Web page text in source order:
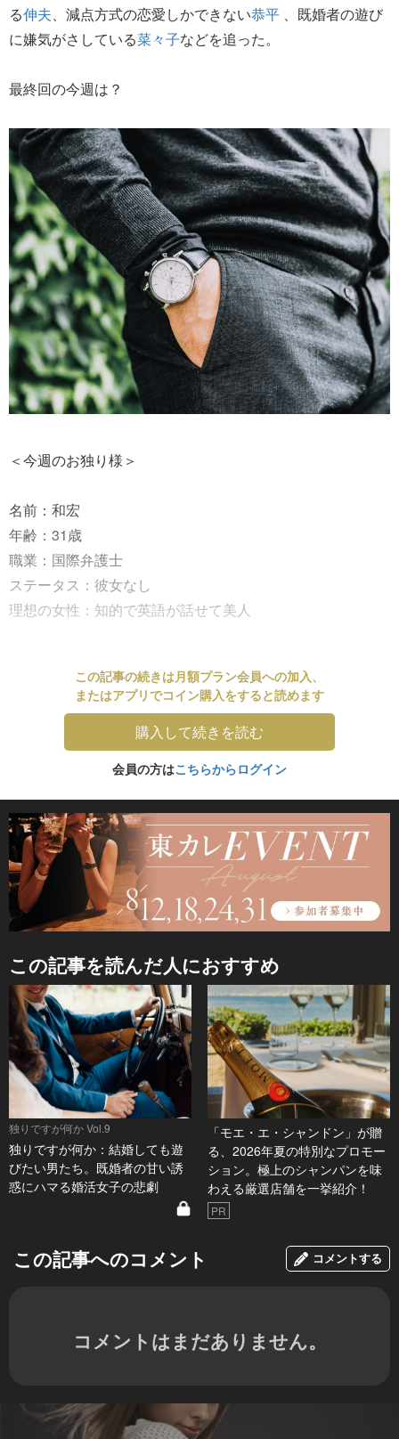
る伸夫 、減点方式の恋愛しかできない恭平 、既婚者の遊び
に嫌気がさしている菜々子などを追った。
最終回の今週は？
＜今週のお独り様＞
名前：和宏
年齢：31歳
職業：国際弁護士
ステータス：彼女なし
理想の女性：知的で英語が話せて美人
この記事の続きは月額プラン会員への加入、
またはアプリでコイン購入をすると読めます
購入して続きを読む
会員の方はこちらからログイン
この記事を読んだ人におすすめ
独りですが何か Vol.9
独りですが何か：結婚しても遊
びたい男たち。既婚者の甘い誘
惑にハマる婚活女子の悲劇
「モエ・エ・シャンドン」が贈
る、2026年夏の特別なプロモー
ション。極上のシャンパンを味
わえる厳選店舗を一挙紹介！
PR
この記事へのコメント コメントする
コメントはまだありません。